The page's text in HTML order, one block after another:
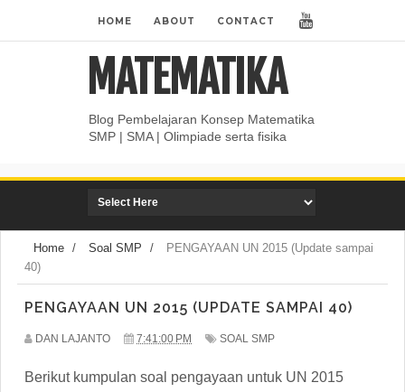
HOME ABOUT CONTACT
MATEMATIKA
Blog Pembelajaran Konsep Matematika
SMP | SMA | Olimpiade serta fisika
Home / Soal SMP /
PENGAYAAN UN 2015 (Update sampai
40)
PENGAYAAN UN 2015 (UPDATE SAMPAI 40)
DAN LAJANTO 7:41:00 PM SOAL SMP
Berikut kumpulan soal pengayaan untuk UN 2015